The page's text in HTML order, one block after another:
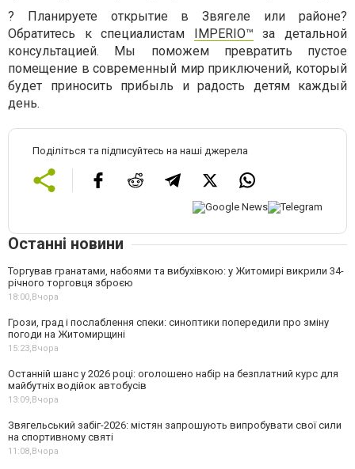
? Планируете открытие в Звягеле или районе?
Обратитесь к специалистам IMPERIO™ за детальной
консультацией. Мы поможем превратить пустое
помещение в современный мир приключений, который
будет приносить прибыль и радость детям каждый
день.
Поділіться та підписуйтесь на наші джерела
Останні новини
Торгував гранатами, набоями та вибухівкою: у Житомирі викрили 34-
річного торговця зброєю
18:00, Вчора
Грози, град і послаблення спеки: синоптики попередили про зміну
погоди на Житомирщині
15:23, Вчора
Останній шанс у 2026 році: оголошено набір на безплатний курс для
майбутніх водійок автобусів
13:09, Вчора
Звягельський забіг-2026: містян запрошують випробувати свої сили
на спортивному святі
11:08, Вчора